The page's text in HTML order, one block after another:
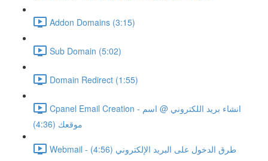
Addon Domains (3:15)
Sub Domain (5:02)
Domain Redirect (1:55)
Cpanel Email Creation - انشاء بريد اللكتروني @ اسم
موقعك (4:36)
Webmail - طرق الدخول على البريد الإلكتروني (4:56)